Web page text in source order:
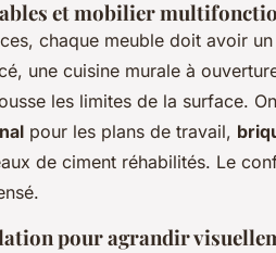
et mobilier
chaque meuble doit avoir
une cuisine murale à
les limites de la surface.
pour les plans de travail,
de ciment réhabilités. Le
pour agrandir